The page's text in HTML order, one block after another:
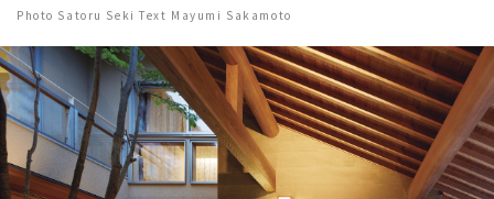
Photo Satoru Seki Text Mayumi Sakamoto